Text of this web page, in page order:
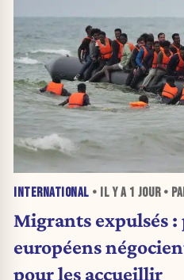
INTERNATIONAL • IL Y A 1 JOUR•
Migrants expulsés :
européens
pour les accueillir